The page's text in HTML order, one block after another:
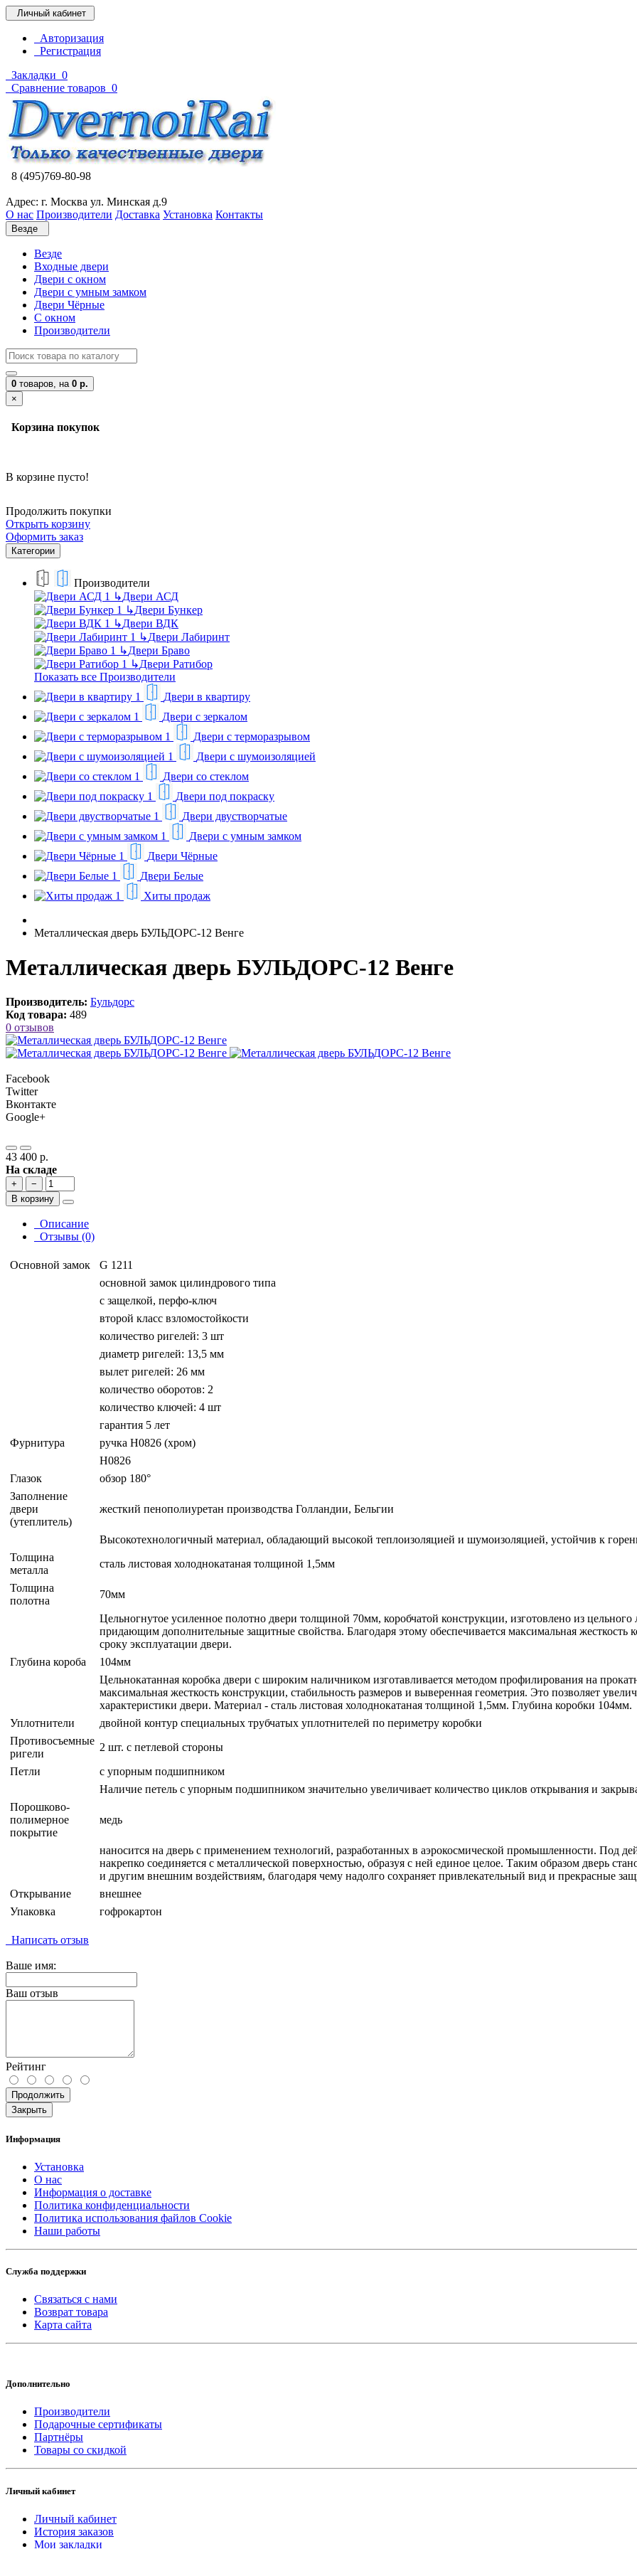
Личный кабинет
Авторизация
Регистрация
Закладки 0
Сравнение товаров 0
8 (495)769-80-98
Адрес: г. Москва ул. Минская д.9
О нас Производители Доставка Установка Контакты
Везде
Везде
Входные двери
Двери с окном
Двери с умным замком
Двери Чёрные
C окном
Производители
0 товаров, на 0 р.
×
Корзина покупок
В корзине пусто!
Продолжить покупки
Открыть корзину
Оформить заказ
Категории
Производители
↳Двери АСД
↳Двери Бункер
↳Двери ВДК
↳Двери Лабиринт
↳Двери Браво
↳Двери Ратибор
Показать все Производители
Двери в квартиру
Двери с зеркалом
Двери с терморазрывом
Двери с шумоизоляцией
Двери со стеклом
Двери под покраску
Двери двустворчатые
Двери с умным замком
Двери Чёрные
Двери Белые
Хиты продаж
Металлическая дверь БУЛЬДОРС-12 Венге
Металлическая дверь БУЛЬДОРС-12 Венге
Производитель: Бульдорс
Код товара: 489
0 отзывов
Facebook
Twitter
Вконтакте
Google+
43 400 р.
На складе
+
−
В корзину
Описание
Отзывы (0)
Основной замок
G 1211
основной замок цилиндрового типа
с защелкой, перфо-ключ
второй класс взломостойкости
количество ригелей: 3 шт
диаметр ригелей: 13,5 мм
вылет ригелей: 26 мм
количество оборотов: 2
количество ключей: 4 шт
гарантия 5 лет
Фурнитура
ручка H0826 (хром)
H0826
Глазок
обзор 180°
Заполнение
двери
(утеплитель)
жесткий пенополиуретан производства Голландии, Бельгии
Высокотехнологичный материал, обладающий высокой теплоизоляцией и шумоизоляцией, устойчив к
Толщина
металла
сталь листовая холоднокатаная толщиной 1,5мм
Толщина
полотна
70мм
Цельногнутое усиленное полотно двери толщиной 70мм, коробчатой конструкции, изготовлено из
придающим дополнительные защитные свойства. Благодаря этому обеспечивается максимальная жесткость
сроку эксплуатации двери.
Глубина короба
104мм
Цельнокатанная коробка двери с широким наличником изготавливается методом профилирования на
максимальная жесткость конструкции, стабильность размеров и выверенная геометрия. Это позволяет
характеристики двери. Материал - сталь листовая холоднокатаная толщиной 1,5мм. Глубина коробки 104мм.
Уплотнители
двойной контур специальных трубчатых уплотнителей по периметру коробки
Противосъемные
ригели
2 шт. с петлевой стороны
Петли
с упорным подшипником
Наличие петель с упорным подшипником значительно увеличивает количество циклов открывания и
Порошково-
полимерное
покрытие
медь
наносится на дверь с применением технологий, разработанных в аэрокосмической промышленности. Под
накрепко соединяется с металлической поверхностью, образуя с ней единое целое. Таким образом дверь
и другим внешним воздействиям, благодаря чему надолго сохраняет привлекательный вид и прекрасные
Открывание
внешнее
Упаковка
гофрокартон
Написать отзыв
Ваше имя:
Ваш отзыв
Рейтинг
Продолжить
Закрыть
Информация
Установка
О нас
Информация о доставке
Политика конфиденциальности
Политика использования файлов Cookie
Наши работы
Служба поддержки
Связаться с нами
Возврат товара
Карта сайта
Дополнительно
Производители
Подарочные сертификаты
Партнёры
Товары со скидкой
Личный кабинет
Личный кабинет
История заказов
Мои закладки